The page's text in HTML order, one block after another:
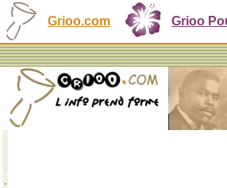
Grioo.com Grioo